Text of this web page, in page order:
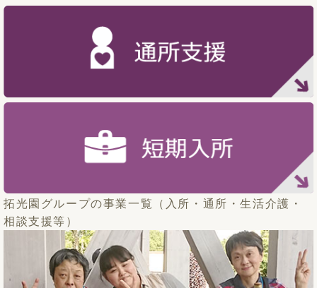
拓光園グループの事業一覧（入所・通所・生活介護・
相談支援等）